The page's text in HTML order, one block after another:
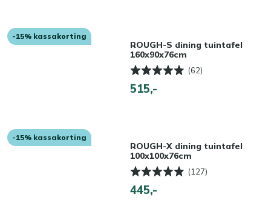
-15% kassakorting
ROUGH-S dining tuintafel
160x90x76cm
(62)
515,-
-15% kassakorting
ROUGH-X dining tuintafel
100x100x76cm
(127)
445,-